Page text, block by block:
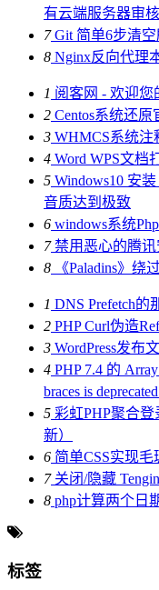
有云端服务器审
7Git 简单6步清空
8 Nginx反向代理
1 阅客网 - 欢迎您
2 Centos系统还原
3 WHMCS系统注
4 Word WPS文档
5 Windows10 安
音质达到极致
6 windows系统
7禁用恶心的腾讯
8 《Paladins》绕
1 DNS Prefetch的
2 PHP Curl伪造
3 WordPress发布
4 PHP 7.4 的
braces is
5 彩虹PHP聚合
新）
6 简单CSS实现毛
7关闭/隐藏
8 php计算两个日
标签